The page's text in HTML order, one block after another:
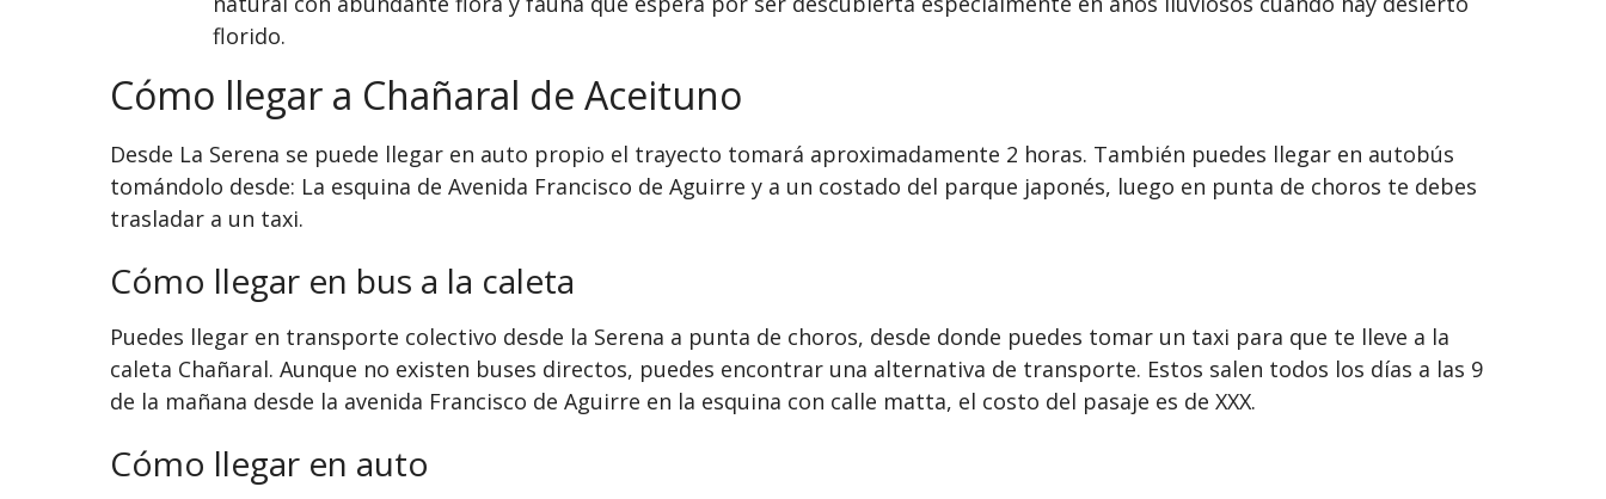
florido.
Cómo llegar a Chañaral de Aceituno
Desde La Serena se puede llegar en auto propio el trayecto tomará aproximadamente 2 horas. También puedes llegar en autobús
tomándolo desde: La esquina de Avenida Francisco de Aguirre y a un costado del parque japonés, luego en punta de choros te debes
trasladar a un taxi.
Cómo llegar en bus a la caleta
Puedes llegar en transporte colectivo desde la Serena a punta de choros, desde donde puedes tomar un taxi para que te lleve a la
caleta Chañaral. Aunque no existen buses directos, puedes encontrar una alternativa de transporte. Estos salen todos los días a las 9
de la mañana desde la avenida Francisco de Aguirre en la esquina con calle matta, el costo del pasaje es de XXX.
Cómo llegar en auto